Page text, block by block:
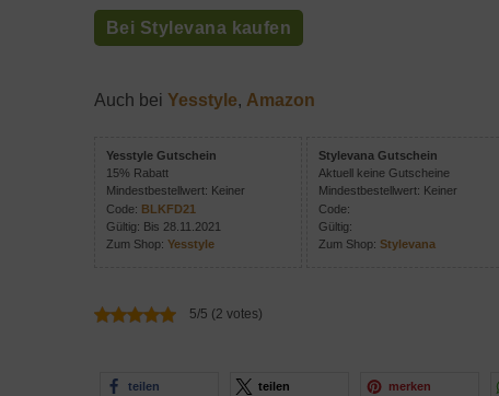
Bei Stylevana kaufen
Auch bei Yesstyle, Amazon
Yesstyle Gutschein
15% Rabatt
Mindestbestellwert: Keiner
Code: BLKFD21
Gültig: Bis 28.11.2021
Zum Shop: Yesstyle
Stylevana Gutschein
Aktuell keine Gutscheine
Mindestbestellwert: Keiner
Code:
Gültig:
Zum Shop:Stylevana
5/5 (2 votes)
teilen teilen merken